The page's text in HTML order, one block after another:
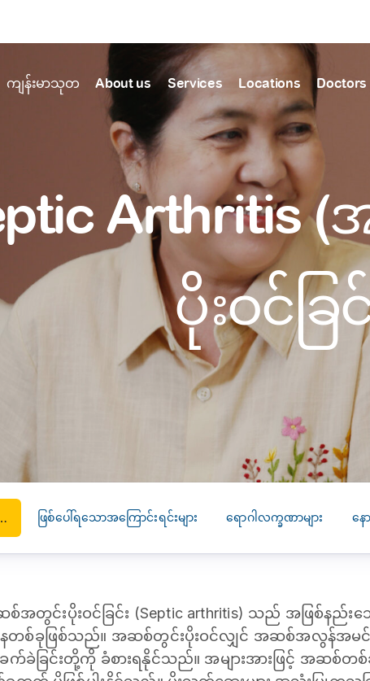
ကျန်းမာသုတ
Find Health articles by first letter
B C D E F H
L
M N O P Q R S T
W
X Y #
Or search by keyword
ALL
SEARCH
About us
to transforming healthcare
16
Services
health and well-being
Developmental screening
Fertility care
Locations
health and well-being
near you
place
Shin
A Top-
Local
Doctors
ပိုးဝင်ခြ
အတွင်းပိုးဝင်ခြင်း) ဖြစ်ပေါ်ရသောအကြောင်းရင်းများ ရောဂါလက္ခဏာများ န
အတွင်းပိုးဝင်ခြင်း (Septic arthritis) သည် အဖြစ်နည်း
တစ်ခုဖြစ်သည်။ အဆစ်တွင်းပိုးဝင်လျှင် အဆစ်အလွန်အမင်းနာ
က်ခဲခြင်းတို့ကို ခံစားရနိုင်သည်။ အများအားဖြင့် အဆစ်တ